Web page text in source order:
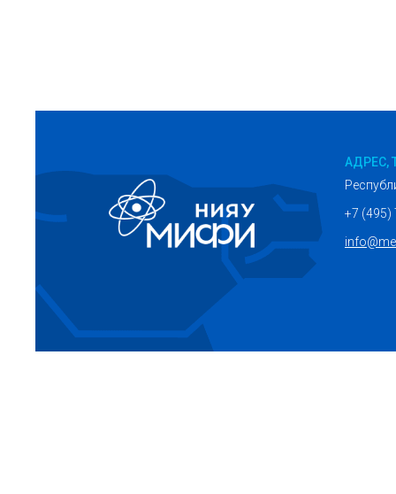
АДРЕС,
+7 (495)